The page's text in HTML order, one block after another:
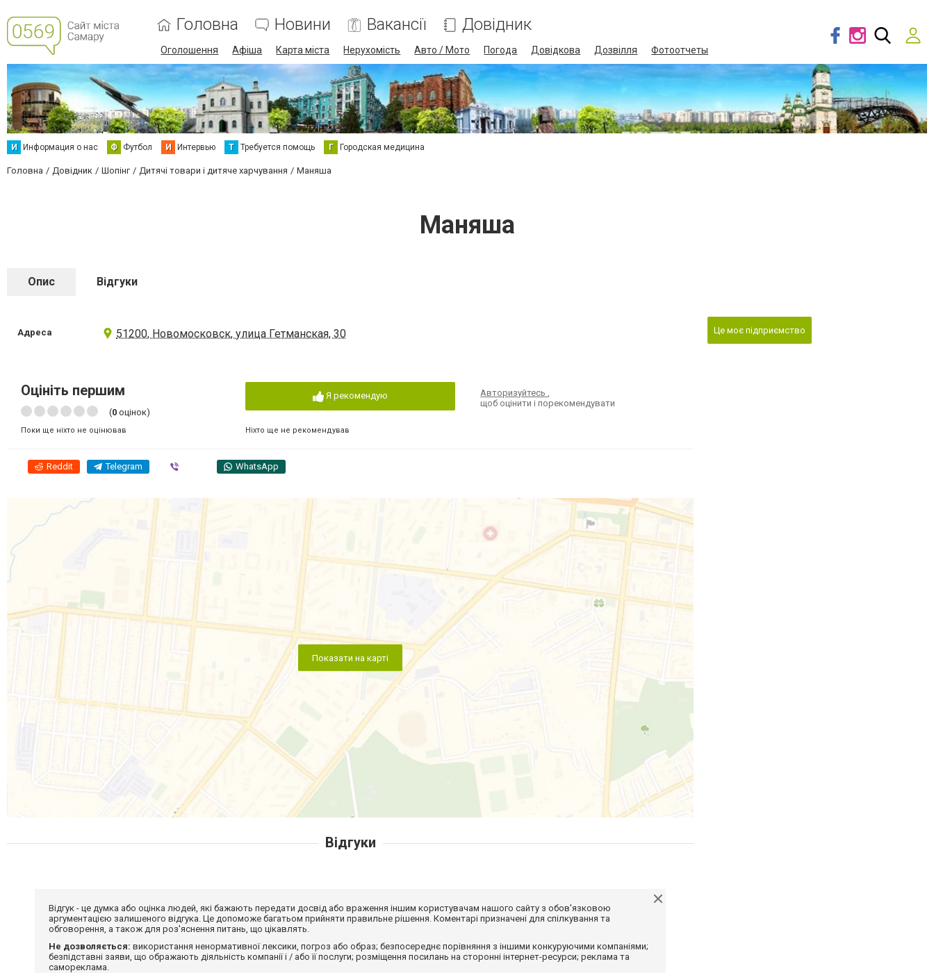
Головна Новини Вакансії Довідник
Оголошення Афіша Карта міста Нерухомість Авто / Мото Погода Довідкова Дозвілля Фотоотчеты
И Информация о нас Ф Футбол И Интервью Т Требуется помощь Г Городская медицина
Головна Довідник Шопінг Дитячі товари і дитяче харчування Маняша
Маняша
Опис Відгуки
Адреса 51200, Новомосковск, улица Гетманская, 30
Оцініть першим
(0 оцінок)
Поки ще ніхто не оцінював
Я рекомендую
Ніхто ще не рекомендував
Авторизуйтесь,
щоб оцінити і порекомендувати
Reddit Telegram WhatsApp
Показати на карті
Це моє підприємство
Відгуки
Відгук - це думка або оцінка людей, які бажають передати досвід або враження іншим користувачам нашого сайту з обов'язковою
аргументацією залишеного відгука. Це допоможе багатьом прийняти правильне рішення. Коментарі призначені для спілкування та
обговорення, а також для роз'яснення питань, що цікавлять.
Не дозволяється: використання ненормативної лексики, погроз або образ; безпосереднє порівняння з іншими конкуруючими компаніями;
безпідставні заяви, що ображають діяльність компанії і / або її послуги; розміщення посилань на сторонні інтернет-ресурси; реклама та
самореклама.